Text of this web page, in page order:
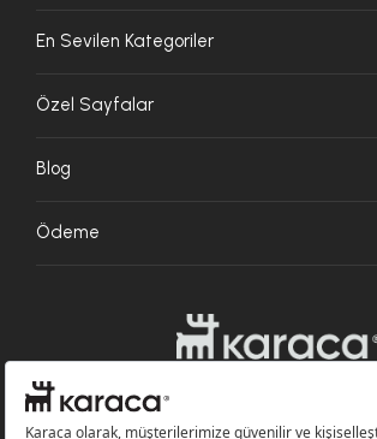
En Sevilen Kategoriler
Özel Sayfalar
Blog
Ödeme